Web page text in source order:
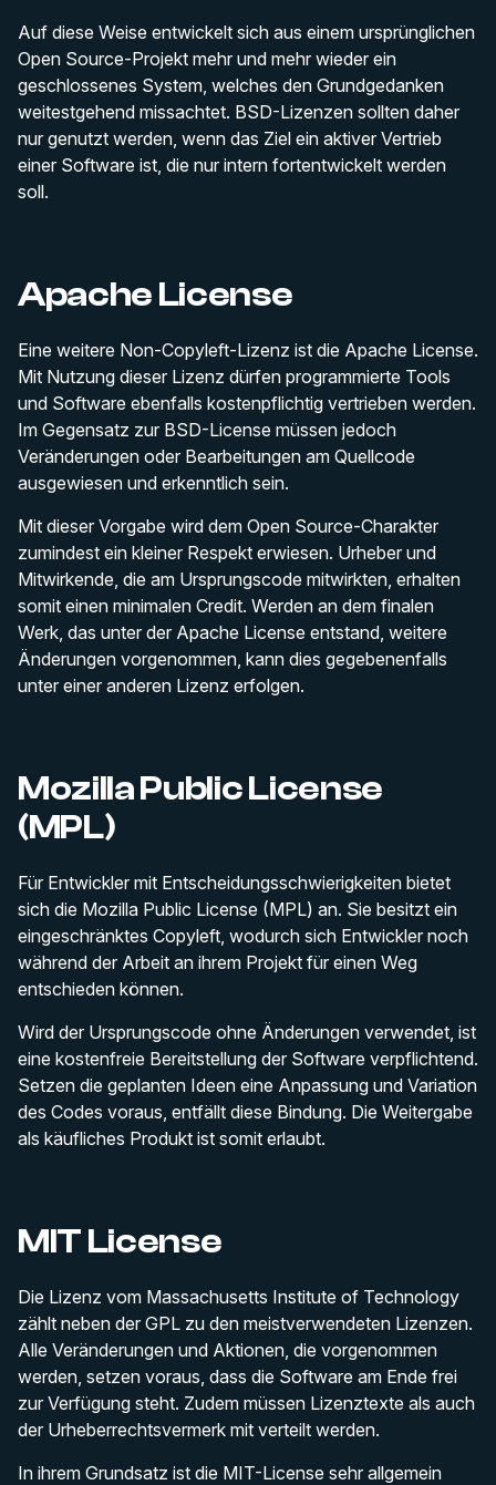
Auf diese Weise entwickelt sich aus einem ursprünglichen
Open Source-Projekt mehr und mehr wieder ein
geschlossenes System, welches den Grundgedanken
weitestgehend missachtet. BSD-Lizenzen sollten daher
nur genutzt werden, wenn das Ziel ein aktiver Vertrieb
einer Software ist, die nur intern fortentwickelt werden
soll.
Apache License
Eine weitere Non-Copyleft-Lizenz ist die Apache License.
Mit Nutzung dieser Lizenz dürfen programmierte Tools
und Software ebenfalls kostenpflichtig vertrieben werden.
Im Gegensatz zur BSD-License müssen jedoch
Veränderungen oder Bearbeitungen am Quellcode
ausgewiesen und erkenntlich sein.
Mit dieser Vorgabe wird dem Open Source-Charakter
zumindest ein kleiner Respekt erwiesen. Urheber und
Mitwirkende, die am Ursprungscode mitwirkten, erhalten
somit einen minimalen Credit. Werden an dem finalen
Werk, das unter der Apache License entstand, weitere
Änderungen vorgenommen, kann dies gegebenenfalls
unter einer anderen Lizenz erfolgen.
Mozilla Public License
(MPL)
Für Entwickler mit Entscheidungsschwierigkeiten bietet
sich die Mozilla Public License (MPL) an. Sie besitzt ein
eingeschränktes Copyleft, wodurch sich Entwickler noch
während der Arbeit an ihrem Projekt für einen Weg
entschieden können.
Wird der Ursprungscode ohne Änderungen verwendet, ist
eine kostenfreie Bereitstellung der Software verpflichtend.
Setzen die geplanten Ideen eine Anpassung und Variation
des Codes voraus, entfällt diese Bindung. Die Weitergabe
als käufliches Produkt ist somit erlaubt.
MIT License
Die Lizenz vom Massachusetts Institute of Technology
zählt neben der GPL zu den meistverwendeten Lizenzen.
Alle Veränderungen und Aktionen, die vorgenommen
werden, setzen voraus, dass die Software am Ende frei
zur Verfügung steht. Zudem müssen Lizenztexte als auch
der Urheberrechtsvermerk mit verteilt werden.
In ihrem Grundsatz ist die MIT-License sehr allgemein